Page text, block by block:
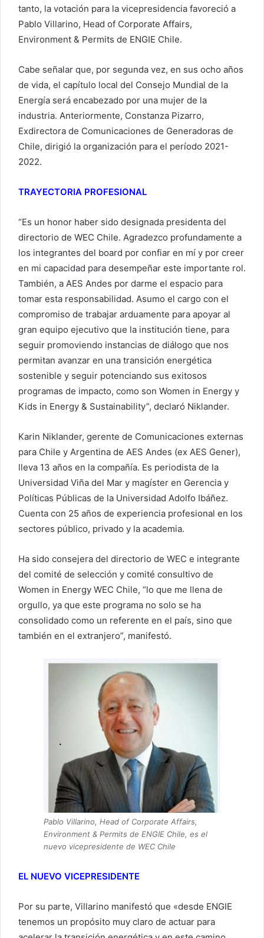
tanto, la votación para la vicepresidencia favoreció a
Pablo Villarino, Head of Corporate Affairs,
Environment & Permits de ENGIE Chile.
Cabe señalar que, por segunda vez, en sus ocho años
de vida, el capítulo local del Consejo Mundial de la
Energía será encabezado por una mujer de la
industria. Anteriormente, Constanza Pizarro,
Exdirectora de Comunicaciones de Generadoras de
Chile, dirigió la organización para el período 2021-
2022.
TRAYECTORIA PROFESIONAL
“Es un honor haber sido designada presidenta del
directorio de WEC Chile. Agradezco profundamente a
los integrantes del board por confiar en mí y por creer
en mi capacidad para desempeñar este importante rol.
También, a AES Andes por darme el espacio para
tomar esta responsabilidad. Asumo el cargo con el
compromiso de trabajar arduamente para apoyar al
gran equipo ejecutivo que la institución tiene, para
seguir promoviendo instancias de diálogo que nos
permitan avanzar en una transición energética
sostenible y seguir potenciando sus exitosos
programas de impacto, como son Women in Energy y
Kids in Energy & Sustainability”, declaró Niklander.
Karin Niklander, gerente de Comunicaciones externas
para Chile y Argentina de AES Andes (ex AES Gener),
lleva 13 años en la compañía. Es periodista de la
Universidad Viña del Mar y magíster en Gerencia y
Políticas Públicas de la Universidad Adolfo Ibáñez.
Cuenta con 25 años de experiencia profesional en los
sectores público, privado y la academia.
Ha sido consejera del directorio de WEC e integrante
del comité de selección y comité consultivo de
Women in Energy WEC Chile, “lo que me llena de
orgullo, ya que este programa no solo se ha
consolidado como un referente en el país, sino que
también en el extranjero”, manifestó.
Pablo Villarino, Head of Corporate Affairs,
Environment & Permits de ENGIE Chile, es el
nuevo vicepresidente de WEC Chile
EL NUEVO VICEPRESIDENTE
Por su parte, Villarino manifestó que «desde ENGIE
tenemos un propósito muy claro de actuar para